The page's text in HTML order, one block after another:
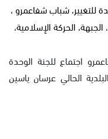
وهي الوحدة للتغيير، شباب شفاعمرو ،
الحركة الإسلامية،
اجتماع للجنة الوحدة
الحالي عرسان ياسين